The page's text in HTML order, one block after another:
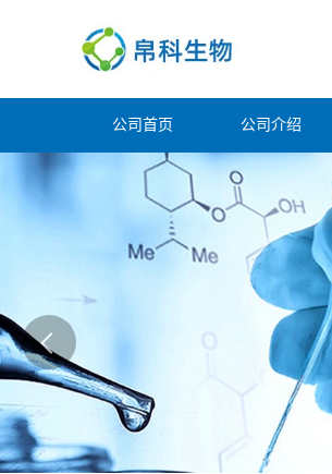
公司首页 公司介绍